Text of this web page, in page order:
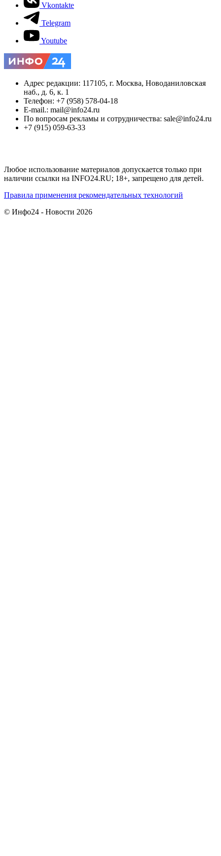
Vkontakte
Telegram
Youtube
Адрес редакции: 117105, г. Москва, Новоданиловская
наб., д. 6, к. 1
Телефон: +7 (958) 578-04-18
E-mail.: mail@info24.ru
По вопросам рекламы и сотрудничества: sale@info24.ru
+7 (915) 059-63-33
Любое использование материалов допускается только при
наличии ссылки на INFO24.RU; 18+, запрещено для детей.
Правила применения рекомендательных технологий
© Инфо24 - Новости 2026